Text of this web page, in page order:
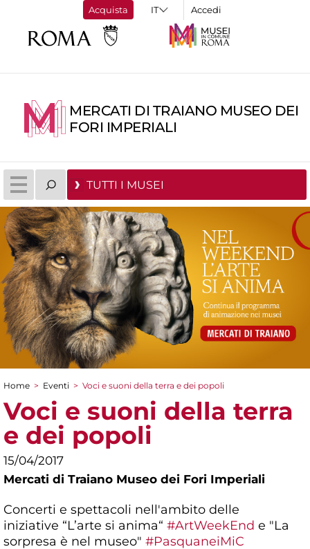
Acquista Accedi
MERCATI DI TRAIANO MUSEO DEI
FORI IMPERIALI
TUTTI I MUSEI
Tu sei qui
Home > Eventi > Voci e suoni della terra e dei popoli
Voci e suoni della terra
e dei popoli
15/04/2017
Mercati di Traiano Museo dei Fori Imperiali
Concerti e spettacoli nell'ambito delle
iniziative “L’arte si anima“ #ArtWeekEnd e "La
sorpresa è nel museo" #PasquaneiMiC